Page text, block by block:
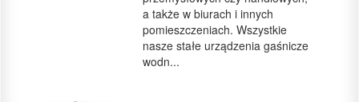
a także w biurach i innych
pomieszczeniach. Wszystkie
nasze stałe urządzenia gaśnicze
wodn...